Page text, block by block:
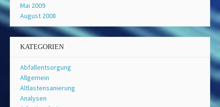
Mai 2009
August 2008
KATEGORIEN
Abfallentsorgung
Allgemein
Altlastensanierung
Analysen